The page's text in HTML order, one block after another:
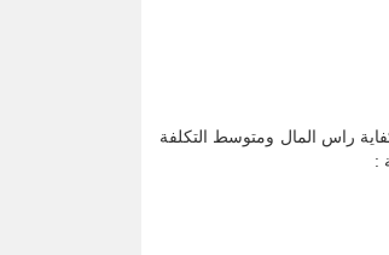
راس المال ومتوسط التكلفة
: